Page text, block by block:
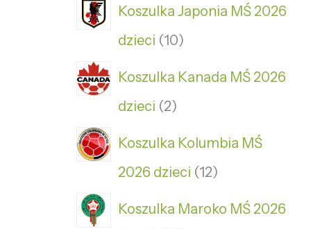
Koszulka Japonia MŚ 2026
dzieci 10
Koszulka Kanada MŚ 2026
dzieci 2
Koszulka Kolumbia MŚ
2026 dzieci 12
Koszulka Maroko MŚ 2026